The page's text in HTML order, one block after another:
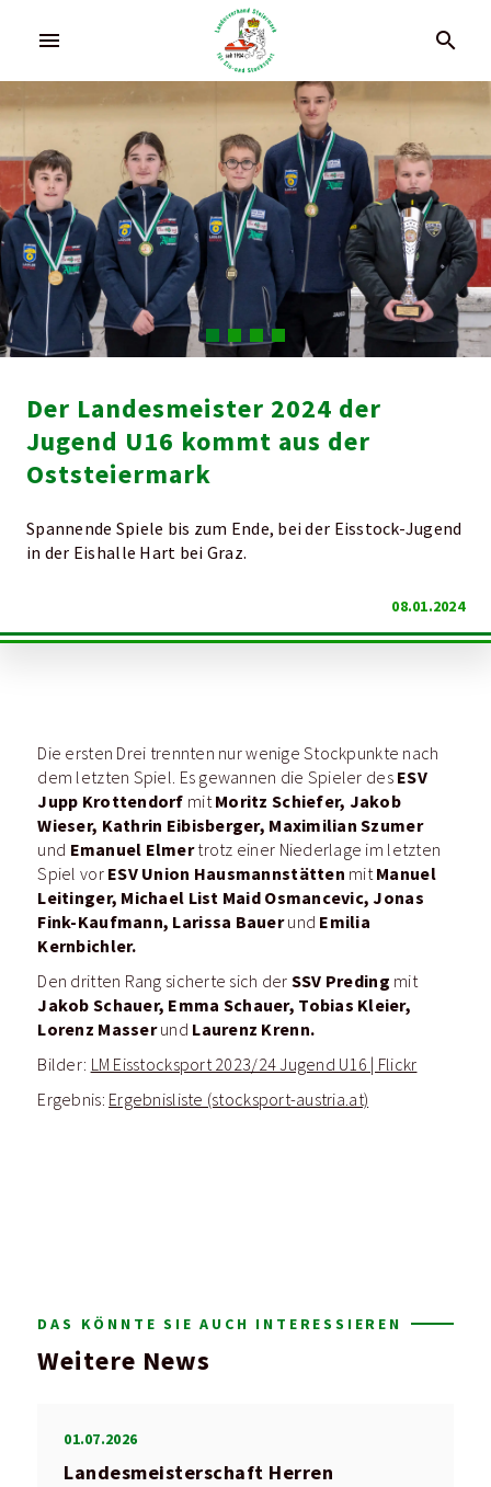
menu search
Der Landesmeister 2024 der
Jugend U16 kommt aus der
Oststeiermark
Spannende Spiele bis zum Ende, bei der Eisstock-Jugend
in der Eishalle Hart bei Graz.
08.01.2024
Die ersten Drei trennten nur wenige Stockpunkte nach
dem letzten Spiel. Es gewannen die Spieler des ESV
Jupp Krottendorf mitMoritz Schiefer, Jakob
Wieser, Kathrin Eibisberger, Maximilian Szumer
und Emanuel Elmertrotz einer Niederlage im letzten
Spiel vor ESV Union Hausmannstätten mitManuel
Leitinger, Michael List Maid Osmancevic, Jonas
Fink-Kaufmann, Larissa Bauerund Emilia
Kernbichler.
Den dritten Rang sicherte sich der SSV Preding mit
Jakob Schauer, Emma Schauer, Tobias Kleier,
Lorenz Masserund Laurenz Krenn.
Bilder: LM Eisstocksport 2023/24 Jugend U16 | Flickr
Ergebnis: Ergebnisliste (stocksport-austria.at)
DAS KÖNNTE SIE AUCH INTERESSIEREN
Weitere News
01.07.2026
Landesmeisterschaft Herren